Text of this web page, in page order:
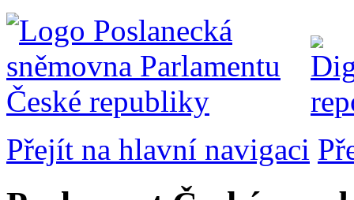
Přejít na hlavní navigaci